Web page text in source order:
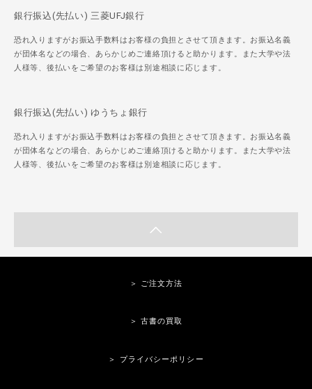
銀行振込(先払い) 三菱UFJ銀行
恐れ入りますがお振込手数料はお客様の負担とさせて頂きます。お振込名義
が団体名などの場合、あらかじめご連絡頂けると助かります。また大学や法
人様等、後払いをご希望のお客様は別途相談に応じます。
銀行振込(先払い) ゆうちょ銀行
恐れ入りますがお振込手数料はお客様の負担とさせて頂きます。お振込名義
が団体名などの場合、あらかじめご連絡頂けると助かります。また大学や法
人様等、後払いをご希望のお客様は別途相談に応じます。
＞ ご注文方法
＞ 古書の買取
＞ プライバシーポリシー